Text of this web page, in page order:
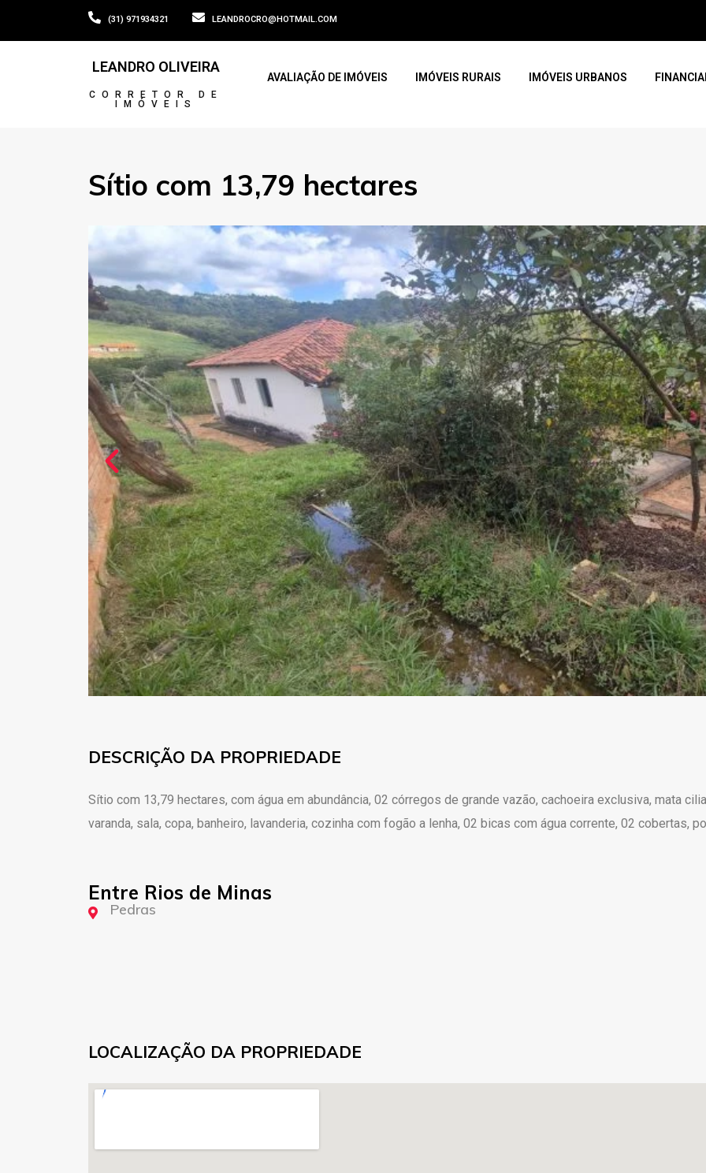
(31) 971934321 LEANDROCRO@HOTMAIL.COM
LEANDRO OLIVEIRA
CORRETOR DE
IMÓVEIS
AVALIAÇÃO DE IMÓVEIS IMÓVEIS RURAIS IMÓVEIS URBANOS
Sítio com 13,79 hectares
DESCRIÇÃO DA PROPRIEDADE
Sítio com 13,79 hectares, com água em abundância, 02 córregos de grande vazão, cachoeira exclusiva, mata
varanda, sala, copa, banheiro, lavanderia, cozinha com fogão a lenha, 02 bicas com água corrente, 02 cobertas,
Entre Rios de Minas
Pedras
LOCALIZAÇÃO DA PROPRIEDADE